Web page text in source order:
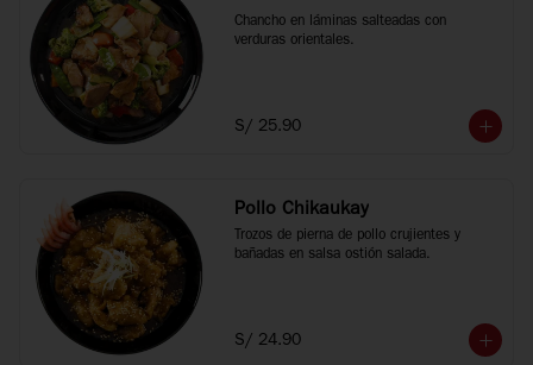
Chancho en láminas salteadas con
verduras orientales.
S/ 25.90
Pollo Chikaukay
Trozos de pierna de pollo crujientes y
bañadas en salsa ostión salada.
S/ 24.90